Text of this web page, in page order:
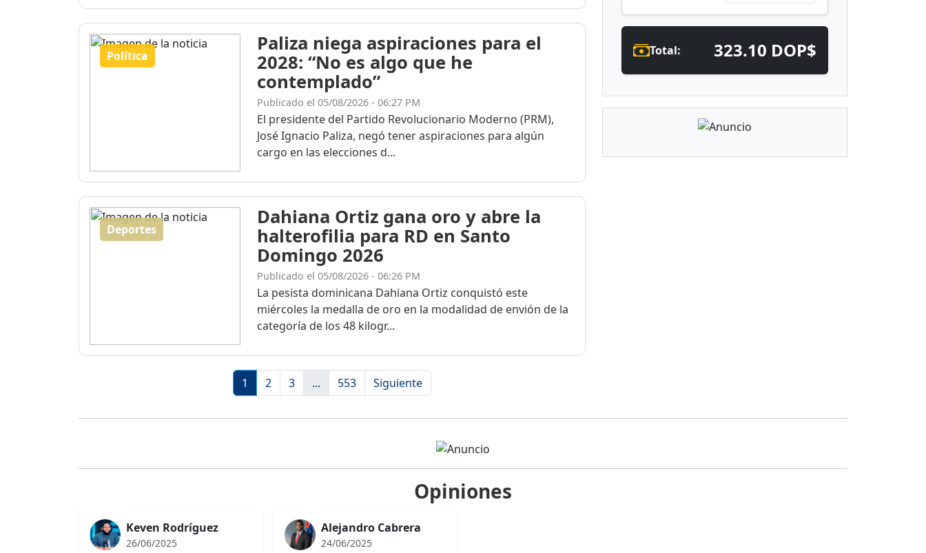
Política
Paliza niega aspiraciones para el
2028: “No es algo que he
contemplado”
Publicado el 05/08/2026 - 06:27 PM
El presidente del Partido Revolucionario Moderno (PRM),
José Ignacio Paliza, negó tener aspiraciones para algún
cargo en las elecciones d...
Deportes
Dahiana Ortiz gana oro y abre la
halterofilia para RD en Santo
Domingo 2026
Publicado el 05/08/2026 - 06:26 PM
La pesista dominicana Dahiana Ortiz conquistó este
miércoles la medalla de oro en la modalidad de envión de la
categoría de los 48 kilogr...
1 2 3 ... 553 Siguiente
Total: 323.10 DOP$
Opiniones
Keven Rodríguez
26/06/2025
Alejandro Cabrera
24/06/2025